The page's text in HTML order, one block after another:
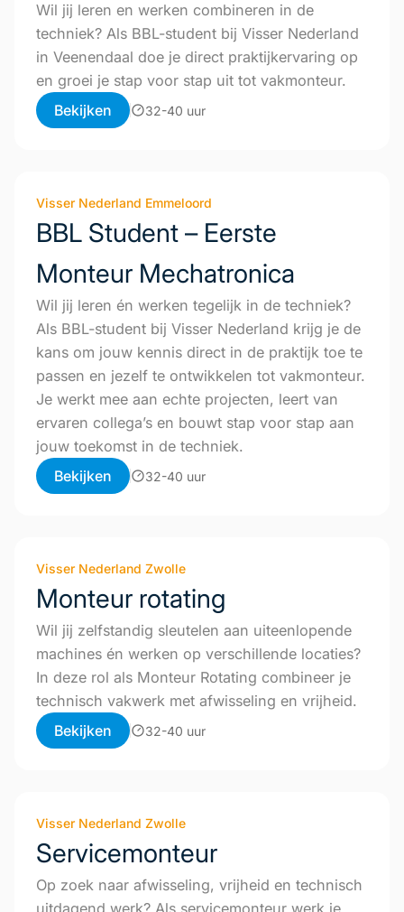
Wil jij leren en werken combineren in de
techniek? Als BBL-student bij Visser Nederland
in Veenendaal doe je direct praktijkervaring op
en groei je stap voor stap uit tot vakmonteur.
Bekijken
32-40 uur
Visser Nederland Emmeloord
BBL Student – Eerste
Monteur Mechatronica
Wil jij leren én werken tegelijk in de techniek?
Als BBL-student bij Visser Nederland krijg je de
kans om jouw kennis direct in de praktijk toe te
passen en jezelf te ontwikkelen tot vakmonteur.
Je werkt mee aan echte projecten, leert van
ervaren collega’s en bouwt stap voor stap aan
jouw toekomst in de techniek.
Bekijken
32-40 uur
Visser Nederland Zwolle
Monteur rotating
Wil jij zelfstandig sleutelen aan uiteenlopende
machines én werken op verschillende locaties?
In deze rol als Monteur Rotating combineer je
technisch vakwerk met afwisseling en vrijheid.
Bekijken
32-40 uur
Visser Nederland Zwolle
Servicemonteur
Op zoek naar afwisseling, vrijheid en technisch